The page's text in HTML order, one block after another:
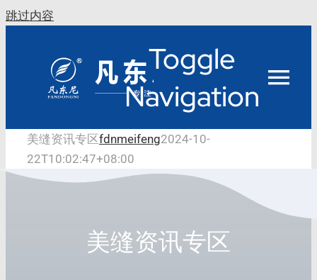
跳过内容
Toggle
Navigation
美缝资讯专区fdnmeifeng2024-10-
22T10:02:47+08:00
美缝资讯专区